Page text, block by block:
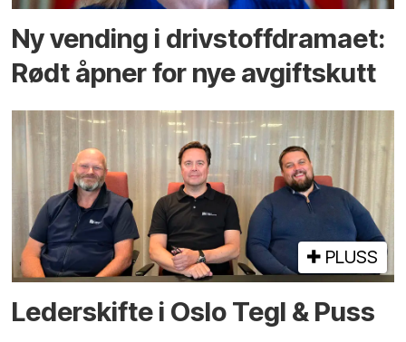
Ny vending i drivstoffdramaet:
Rødt åpner for nye avgiftskutt
PLUSS
Lederskifte i Oslo Tegl & Puss